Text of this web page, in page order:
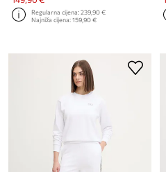
Regularna cijena:239,90 €
Najniža cijena:159,90 €